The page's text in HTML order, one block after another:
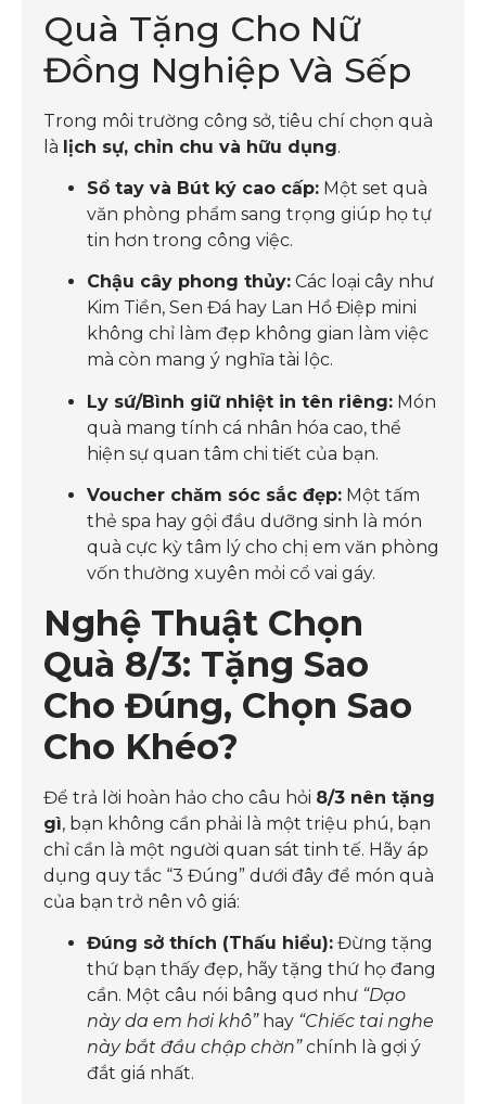
Quà Tặng Cho Nữ
Đồng Nghiệp Và Sếp
Trong môi trường công sở, tiêu chí chọn quà
là lịch sự, chỉn chu và hữu dụng.
Sổ tay và Bút ký cao cấp: Một set quà
văn phòng phẩm sang trọng giúp họ tự
tin hơn trong công việc.
Chậu cây phong thủy: Các loại cây như
Kim Tiền, Sen Đá hay Lan Hồ Điệp mini
không chỉ làm đẹp không gian làm việc
mà còn mang ý nghĩa tài lộc.
Ly sứ/Bình giữ nhiệt in tên riêng: Món
quà mang tính cá nhân hóa cao, thể
hiện sự quan tâm chi tiết của bạn.
Voucher chăm sóc sắc đẹp: Một tấm
thẻ spa hay gội đầu dưỡng sinh là món
quà cực kỳ tâm lý cho chị em văn phòng
vốn thường xuyên mỏi cổ vai gáy.
Nghệ Thuật Chọn
Quà 8/3: Tặng Sao
Cho Đúng, Chọn Sao
Cho Khéo?
Để trả lời hoàn hảo cho câu hỏi 8/3 nên tặng
gì, bạn không cần phải là một triệu phú, bạn
chỉ cần là một người quan sát tinh tế. Hãy áp
dụng quy tắc “3 Đúng” dưới đây để món quà
của bạn trở nên vô giá:
Đúng sở thích (Thấu hiểu): Đừng tặng
thứ bạn thấy đẹp, hãy tặng thứ họ đang
cần. Một câu nói bâng quơ như “Dạo
này da em hơi khô”hay “Chiếc tai nghe
này bắt đầu chập chờn”chính là gợi ý
đắt giá nhất.